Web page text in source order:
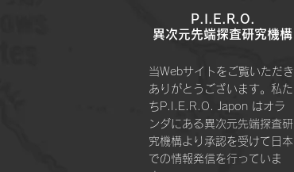
P.I.E.R.O.
​異次元先端探査研究機構
当Webサイトをご覧いただき
ありがとうございます。私た
ちP.I.E.R.O. Japon はオラ
ンダにある異次元先端探査研
究機構より承認を受けて日本
での情報発信を行っていま